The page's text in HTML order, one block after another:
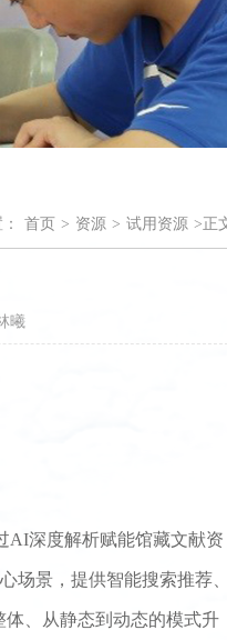
首页 > 资源 > 试用资源 >正
曦
AI深度解析赋能馆藏文献资
场景，提供智能搜索推荐
、从静态到动态的模式升